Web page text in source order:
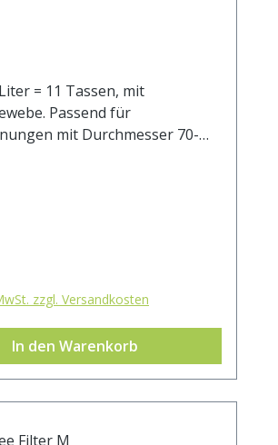
= 11 Tassen, mit
Passend für
mit Durchmesser 70-
zzgl. Versandkosten
In den Warenkorb